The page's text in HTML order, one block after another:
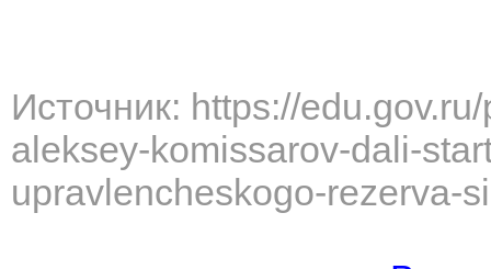
Источник: https://
aleksey-komissarov-dali-
upravlencheskogo-rezerva-